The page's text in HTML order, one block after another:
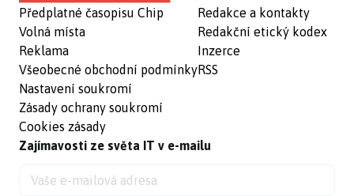
Předplatné časopisu Chip
Volná místa
Reklama
Všeobecné obchodní podmínky
Nastavení soukromí
Zásady ochrany soukromí
Cookies zásady
Redakce a kontakty
Redakční etický kodex
Inzerce
RSS
Zajímavosti ze světa IT v e-mailu